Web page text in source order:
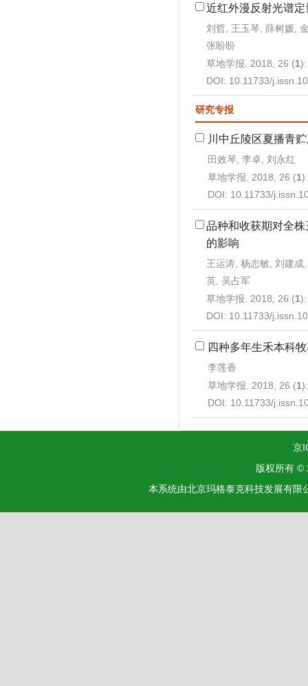
近红外漫反射光谱
刘哲, 王玉琴, 薛树媛,
张盼盼
草地学报. 2018, 26 (1
DOI: 10.11733/
研究专报
川中丘陵区夏播青
田效琴, 李卓, 刘永红
草地学报. 2018, 26 (1
DOI: 10.11733/
品种和收获期对全
的影响
王运涛, 杨志敏, 刘建
英, 吴占军
草地学报. 2018, 26 (1
DOI: 10.11733/
四种多年生禾本科
李莲香
草地学报. 2018, 26 (1
DOI: 10.11733/
京
版权所有 ©
本系统由北京玛格泰克科技发展有